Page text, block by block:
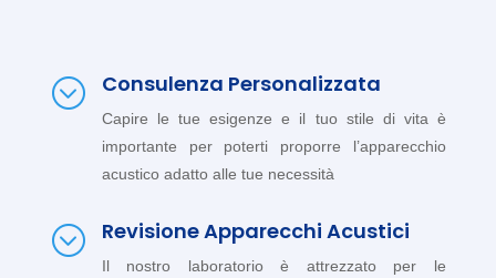
; Consulenza Personalizzata
Capire le tue esigenze e il tuo stile di vita è
importante per poterti proporre l’apparecchio
acustico adatto alle tue necessità
; Revisione Apparecchi Acustici
Il nostro laboratorio è attrezzato per le